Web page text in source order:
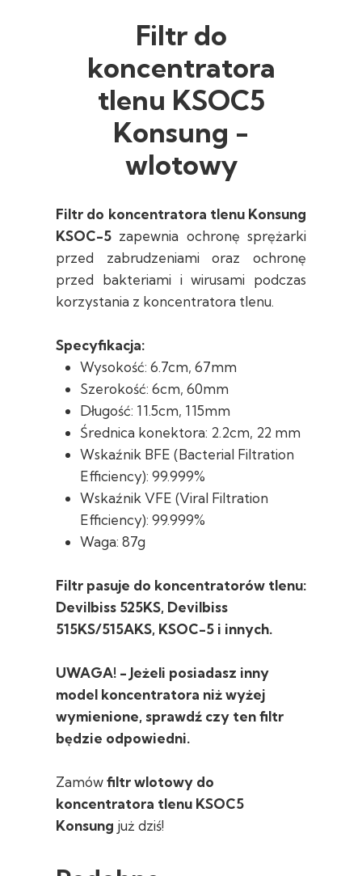
Filtr do
koncentratora
tlenu KSOC5
Konsung -
wlotowy
Filtr do koncentratora tlenu Konsung
KSOC-5 zapewnia ochronę sprężarki
przed zabrudzeniami oraz ochronę
przed bakteriami i wirusami podczas
korzystania z koncentratora tlenu.
Specyfikacja:
Wysokość: 6.7cm, 67mm
Szerokość: 6cm, 60mm
Długość: 11.5cm, 115mm
Średnica konektora: 2.2cm, 22 mm
Wskaźnik BFE (Bacterial Filtration
Efficiency): 99.999%
Wskaźnik VFE (Viral Filtration
Efficiency): 99.999%
Waga: 87g
Filtr pasuje do koncentratorów tlenu:
Devilbiss 525KS, Devilbiss
515KS/515AKS, KSOC-5 i innych.
UWAGA! - Jeżeli posiadasz inny
model koncentratora niż wyżej
wymienione, sprawdź czy ten filtr
będzie odpowiedni.
Zamówfiltr wlotowy do
koncentratora tlenu KSOC5
Konsung już dziś!